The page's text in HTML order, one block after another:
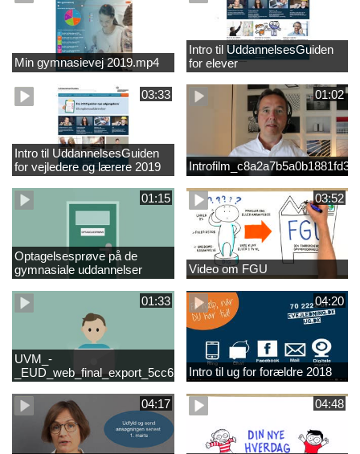
Min gymnasievej 2019.mp4
Intro til UddannelsesGuiden
for elever
03:33
Intro til UddannelsesGuiden
for vejledere og lærere 2019
01:02
01:15
Optagelsesprøve på de
gymnasiale uddannelser
03:52
Video om FGU
01:33
UVM_-
04:20
Intro til ug for forældre 2018
04:17 04:48